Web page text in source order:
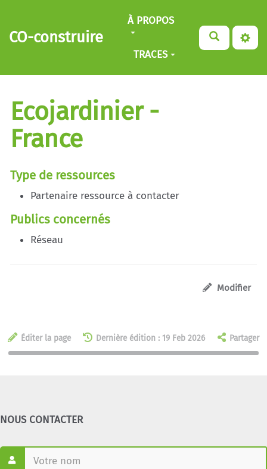
Aller au contenu principal
CO-construire
À PROPOS
TRACES
Ecojardinier -
France
Type de ressources
Partenaire ressource à contacter
Publics concernés
Réseau
Modifier
Éditer la page Dernière édition : 19 Feb 2026 Partager
NOUS CONTACTER